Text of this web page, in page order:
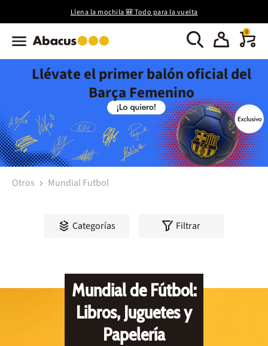
Llena la mochila 🎒 Todo para la vuelta
0
Llévate el primer balón oficial del
Barça Femenino
Otros Mundial Futbol
Categorías Filtrar
Mundial de Fútbol:
Libros, Juguetes y
Papelería